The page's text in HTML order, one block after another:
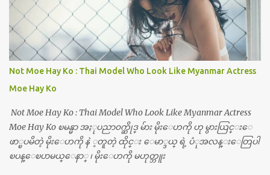
Not Moe Hay Ko : Thai Model Who Look Like Myanmar Actress
Moe Hay Ko
Not Moe Hay Ko : Thai Model Who Look Like Myanmar Actress
Moe Hay Ko ၿမန္မာ အႏုပညာ၀က္ဆိုဒ္ မ်ား မိုးေဟကို ဟု မွားယြင္းေ
ဖာ္ၿပမိတဲ့ မိုးေဟကို နဲ ့တူတဲ့ ထိုင္း ေမာ္ဒယ္ ရဲ့ ပံုအလန္းေတြပါ
ၿပန္ေၿပာမယ္ေနာ္ ၊ မိုးေဟကို မဟုတ္ဘူး